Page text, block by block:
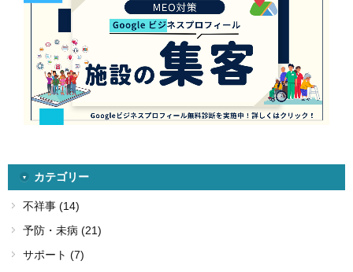
カテゴリー
不祥事 (14)
予防・未病 (21)
サポート (7)